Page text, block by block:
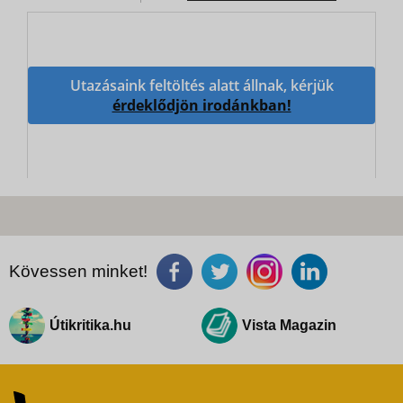
Utazásaink feltöltés alatt állnak, kérjük
érdeklődjön irodánkban!
Kövessen minket!
Útikritika.hu Vista Magazin